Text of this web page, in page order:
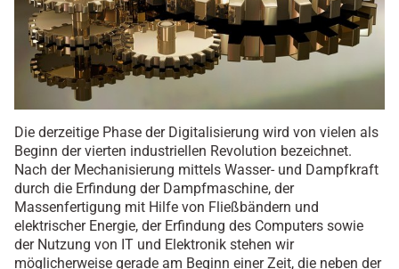
Die derzeitige Phase der Digitalisierung wird von vielen als
Beginn der vierten industriellen Revolution bezeichnet.
Nach der Mechanisierung mittels Wasser- und Dampfkraft
durch die Erfindung der Dampfmaschine, der
Massenfertigung mit Hilfe von Fließbändern und
elektrischer Energie, der Erfindung des Computers sowie
der Nutzung von IT und Elektronik stehen wir
möglicherweise gerade am Beginn einer Zeit, die neben der